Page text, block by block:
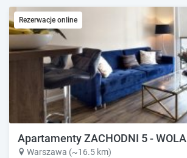
Rezerwacje online
Apartamenty ZACHODNI 5 - WOLA
Warszawa (~16.5 km)